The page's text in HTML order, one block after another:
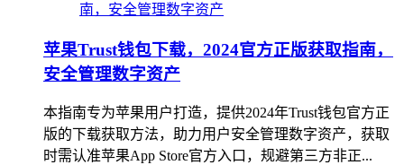
苹果Trust钱包下载，2024官方正版获取指南，
安全管理数字资产
本指南专为苹果用户打造，提供2024年Trust钱包官方正
版的下载获取方法，助力用户安全管理数字资产，获取
时需认准苹果App Store官方入口，规避第三方非正...